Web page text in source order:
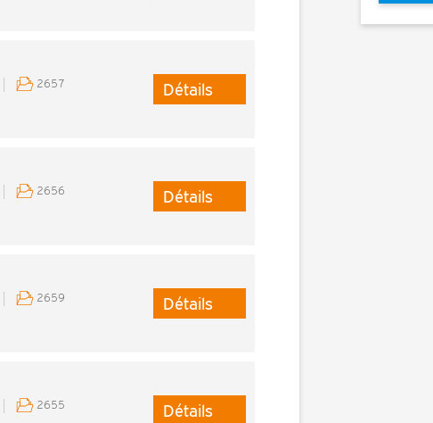
2657 Détails
2656 Détails
2659 Détails
2655 Détails